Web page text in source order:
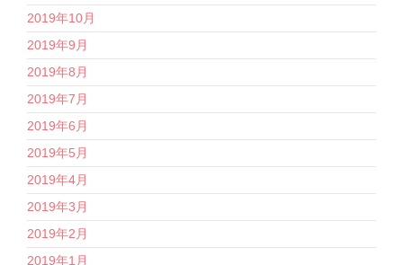
2019年10月
2019年9月
2019年8月
2019年7月
2019年6月
2019年5月
2019年4月
2019年3月
2019年2月
2019年1月